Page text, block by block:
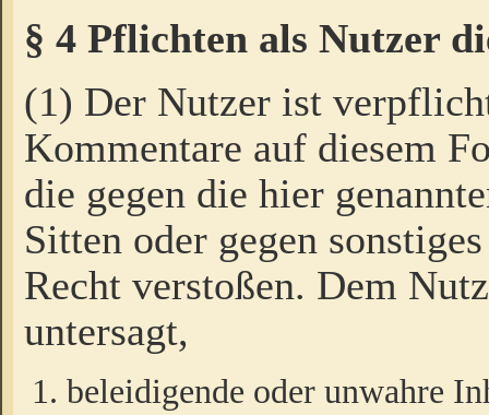
§ 4 Pflichten als Nutzer
(1) Der Nutzer ist
Kommentare auf diesem
die gegen die hier
Sitten oder gegen
Recht verstoßen. Dem
untersagt,
beleidigende oder unwahre